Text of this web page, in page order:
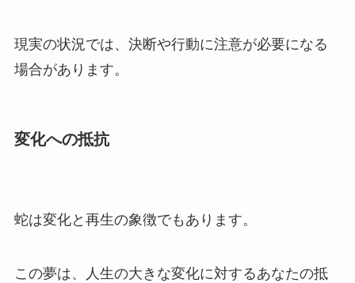
現実の状況では、決断や行動に注意が必要になる
場合があります。
変化への抵抗
蛇は変化と再生の象徴でもあります。
この夢は、人生の大きな変化に対するあなたの抵